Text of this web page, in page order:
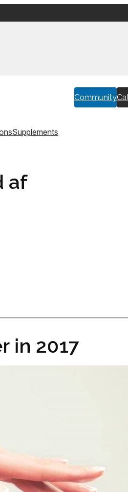
Community
Supplements
af
in 2017